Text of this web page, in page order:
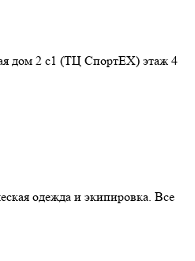
дом 2 с1 (ТЦ СпортEX) этаж 4
одежда и экипировка. Все